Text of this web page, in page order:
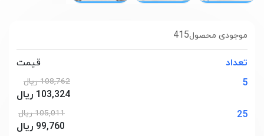
415موجودی محصول
تعداد
قیمت
5
108,762 ریال
103,324 ریال
25
105,011 ریال
99,760 ریال